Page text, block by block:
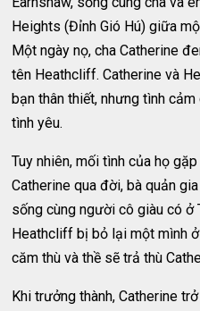
Heights (Đỉnh Gió Hú) giữa
Một ngày nọ, cha Catherine
tên Heathcliff. Catherine và
bạn thân thiết, nhưng tình
tình yêu.
Tuy nhiên, mối tình của họ
Catherine qua đời, bà quản
sống cùng người cô giàu có ở
Heathcliff bị bỏ lại một mình
căm thù và thề sẽ trả thù
Khi trưởng thành, Catherine